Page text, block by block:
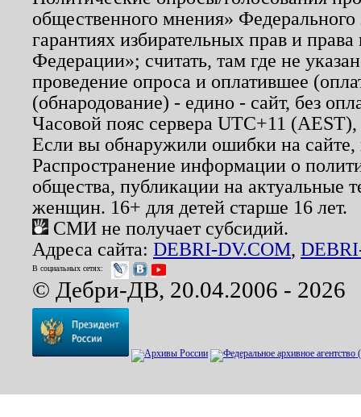
общественного мнения»
гарантиях избирательных прав и
Федерации»; считать, там где не
проведение опроса и оплатившее
(обнародование) - едино - сайт, без
Часовой пояс сервера UTC+11
Если вы обнаружили ошибки на
Распространение информации о
общества, публикации на актуальные
женщин. 16+ для детей старше 16 лет.
СМИ не получает субсидий.
Адреса сайта: DEBRI-DV.COM,
В социальных сетях:
© Дебри-ДВ, 20.04.2006 - 2026